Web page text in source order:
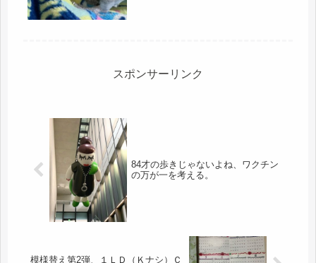
スポンサーリンク
84才の歩きじゃないよね、ワクチン
の万が一を考える。
模様替え第2弾、１ＬＤ（Ｋナシ）Ｃ